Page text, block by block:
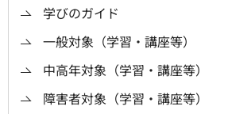
学びのガイド
一般対象（学習・講座等）
中高年対象（学習・講座等）
障害者対象（学習・講座等）